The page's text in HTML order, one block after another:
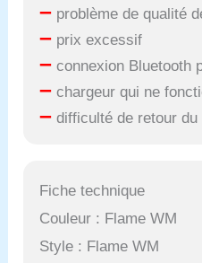
– problème de qualité
– prix excessif
– connexion Bluetooth
– chargeur qui ne
– difficulté de retour du
Fiche technique
Couleur : Flame WM
Style : Flame WM